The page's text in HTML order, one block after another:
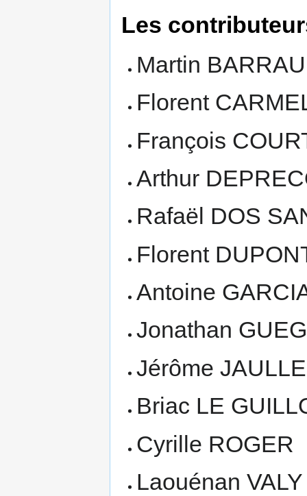
Les
Martin
Florent
François
Arthur
Rafaël DOS
Florent
Antoine
Jonathan
Jérôme JAULLE
Briac LE
Cyrille ROGER
Laouénan VALY